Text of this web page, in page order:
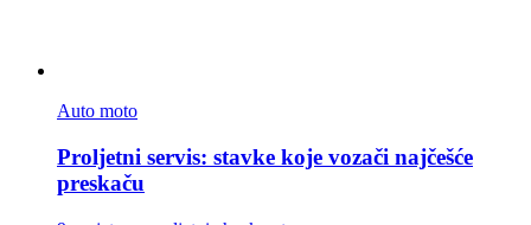
Auto moto
Proljetni servis: stavke koje vozači najčešće
preskaču